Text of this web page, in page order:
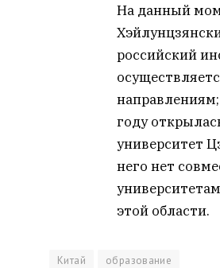
На данный
российский
году
университет
него нет
этой области.
Китай образование